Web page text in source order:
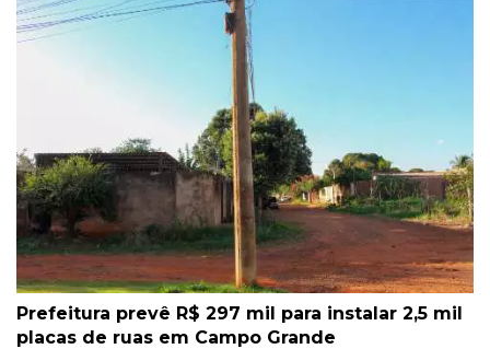
Prefeitura prevê R$ 297 mil para instalar 2,5 mil
placas de ruas em Campo Grande